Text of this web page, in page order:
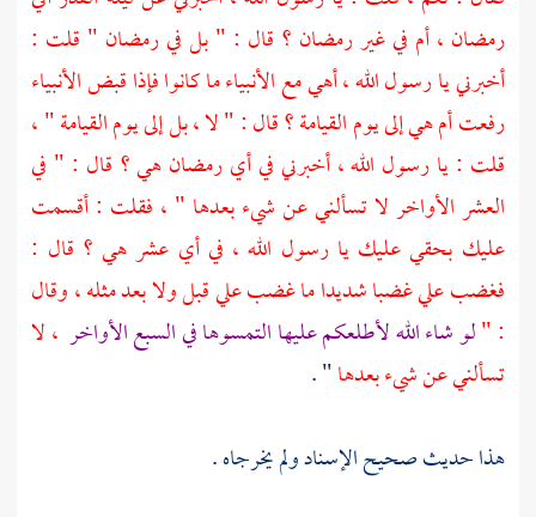
رمضان ، أم في غير رمضان ؟ قال : " بل في رمضان " قلت :
أخبرني يا رسول الله ، أهي مع الأنبياء ما كانوا فإذا قبض الأنبياء
رفعت أم هي إلى يوم القيامة ؟ قال : " لا ، بل إلى يوم القيامة " ،
قلت : يا رسول الله ، أخبرني في أي رمضان هي ؟ قال : " في
العشر الأواخر لا تسألني عن شيء بعدها " ، فقلت : أقسمت
عليك بحقي عليك يا رسول الله ، في أي عشر هي ؟ قال :
فغضب علي غضبا شديدا ما غضب علي قبل ولا بعد مثله ، وقال
: "لو شاء الله لأطلعكم عليها التمسوها في السبع الأواخر ، لا
تسألني عن شيء بعدها" .
هذا حديث صحيح الإسناد ولم يخرجاه .